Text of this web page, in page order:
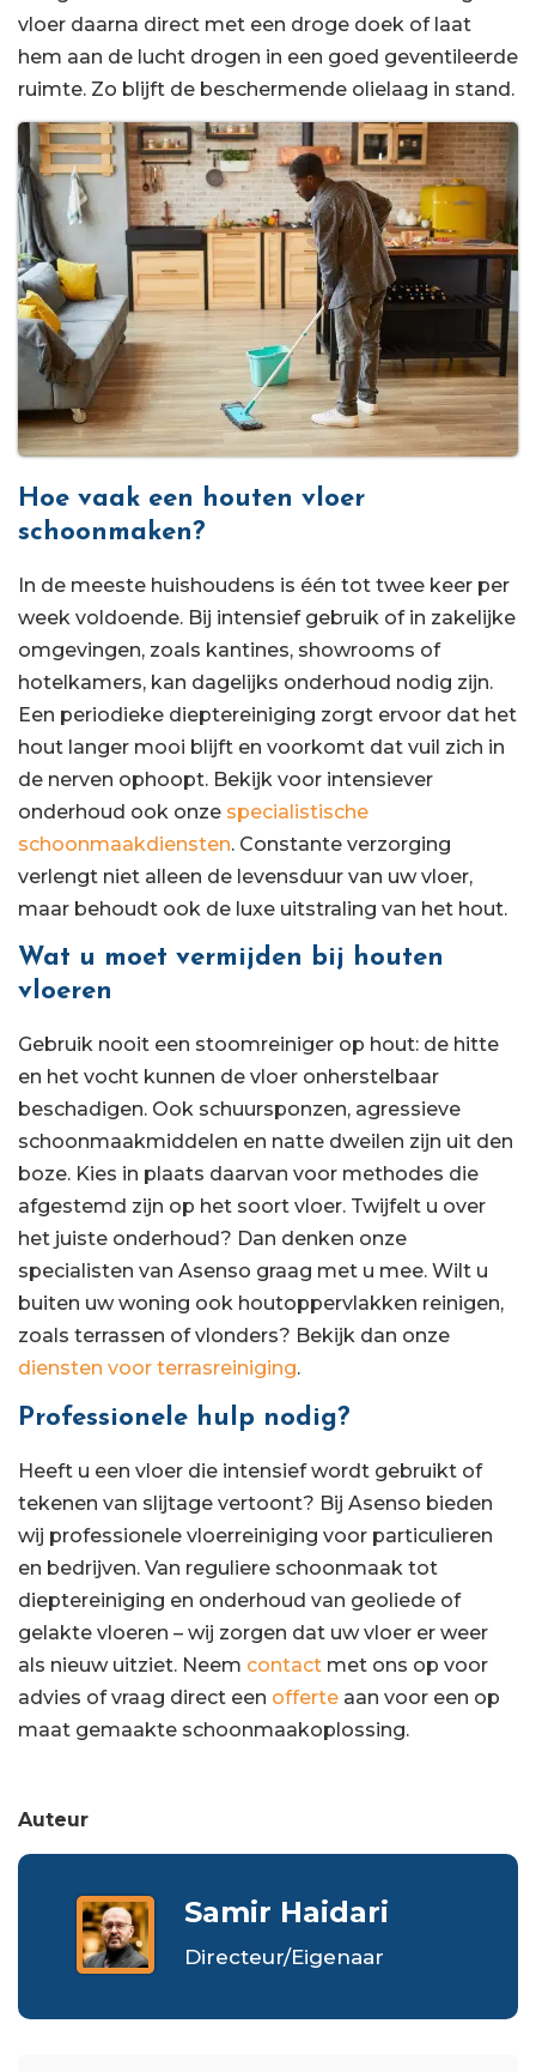
vloer daarna direct met een droge doek of laat
hem aan de lucht drogen in een goed geventileerde
ruimte. Zo blijft de beschermende olielaag in stand.
Hoe vaak een houten vloer
schoonmaken?
In de meeste huishoudens is één tot twee keer per
week voldoende. Bij intensief gebruik of in zakelijke
omgevingen, zoals kantines, showrooms of
hotelkamers, kan dagelijks onderhoud nodig zijn.
Een periodieke dieptereiniging zorgt ervoor dat het
hout langer mooi blijft en voorkomt dat vuil zich in
de nerven ophoopt. Bekijk voor intensiever
onderhoud ook onze specialistische
schoonmaakdiensten. Constante verzorging
verlengt niet alleen de levensduur van uw vloer,
maar behoudt ook de luxe uitstraling van het hout.
Wat u moet vermijden bij houten
vloeren
Gebruik nooit een stoomreiniger op hout: de hitte
en het vocht kunnen de vloer onherstelbaar
beschadigen. Ook schuursponzen, agressieve
schoonmaakmiddelen en natte dweilen zijn uit den
boze. Kies in plaats daarvan voor methodes die
afgestemd zijn op het soort vloer. Twijfelt u over
het juiste onderhoud? Dan denken onze
specialisten van Asenso graag met u mee. Wilt u
buiten uw woning ook houtoppervlakken reinigen,
zoals terrassen of vlonders? Bekijk dan onze
diensten voor terrasreiniging.
Professionele hulp nodig?
Heeft u een vloer die intensief wordt gebruikt of
tekenen van slijtage vertoont? Bij Asenso bieden
wij professionele vloerreiniging voor particulieren
en bedrijven. Van reguliere schoonmaak tot
dieptereiniging en onderhoud van geoliede of
gelakte vloeren – wij zorgen dat uw vloer er weer
als nieuw uitziet. Neem contact met ons op voor
advies of vraag direct een offerte aan voor een op
maat gemaakte schoonmaakoplossing.
Auteur
Samir Haidari
Directeur/Eigenaar